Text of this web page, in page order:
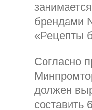
брендами
«Рецепты
Согласно
должен
составить